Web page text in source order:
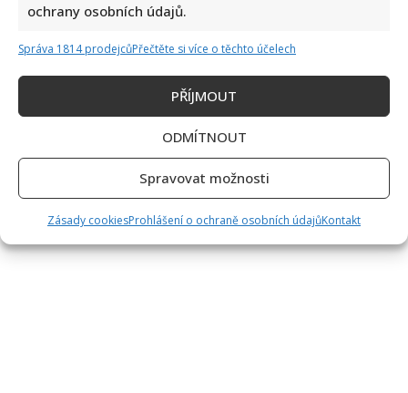
ochrany osobních údajů.
Správa 1814 prodejcůPřečtěte si více o těchto účelech
PŘÍJMOUT
ODMÍTNOUT
Spravovat možnosti
Zásady cookiesProhlášení o ochraně osobních údajůKontakt